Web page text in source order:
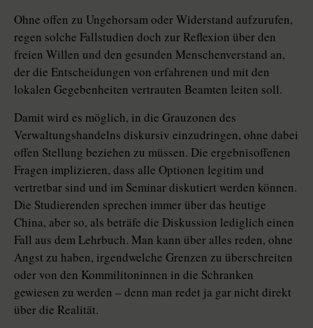
Ohne offen zu Ungehorsam oder Widerstand aufzurufen,
regen solche Fallstudien doch zur Reflexion über den
freien Willen und den gesunden Menschenverstand an,
der die Entscheidungen von erfahrenen und mit den
lokalen Gegebenheiten vertrauten Beamten leiten soll.
Damit wird es möglich, in die Grauzonen des
Verwaltungshandelns diskursiv einzudringen, ohne dabei
offen Stellung beziehen zu müssen. Die ergebnisoffenen
Fragen implizieren, dass alle Optionen legitim und
vertretbar sind und im Seminar diskutiert werden können.
Die Studierenden sprechen immer über das heutige
China, aber so, als beträfe die Diskussion lediglich einen
Fall aus dem Lehrbuch. Man kann über alles reden, ohne
Angst zu haben, irgendwelche Grenzen zu überschreiten
oder von den Kommilitoninnen in die Schranken
gewiesen zu werden – denn man redet ja gar nicht direkt
über die Realität.